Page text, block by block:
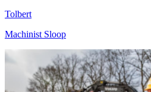
Tolbert
Machinist Sloop